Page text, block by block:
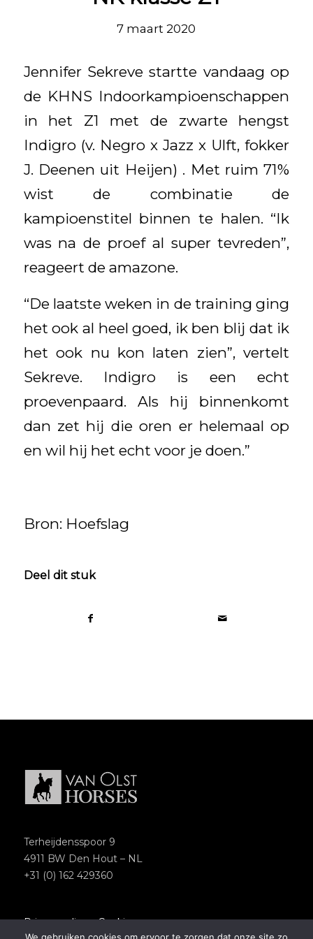
7 maart 2020
Jennifer Sekreve startte vandaag op
de KHNS Indoorkampioenschappen
in het Z1 met de zwarte hengst
Indigro (v. Negro x Jazz x Ulft, fokker
J. Deenen uit Heijen) . Met ruim 71%
wist de combinatie de
kampioenstitel binnen te halen. “Ik
was na de proef al super tevreden”,
reageert de amazone.
“De laatste weken in de training ging
het ook al heel goed, ik ben blij dat ik
het ook nu kon laten zien”, vertelt
Sekreve. Indigro is een echt
proevenpaard. Als hij binnenkomt
dan zet hij die oren er helemaal op
en wil hij het echt voor je doen.”
Bron: Hoefslag
Deel dit stuk
Terheijdensspoor 9
4911 BW Den Hout – NL
+31 (0) 162 429360
Privacypolicy–Cookies